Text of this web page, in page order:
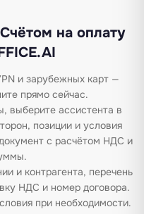
на оплату
и зарубежных карт —
прямо сейчас.
выберите ассистента в
позиции и условия
с расчётом НДС и
и контрагента, перечень
НДС и номер договора.
при необходимости.